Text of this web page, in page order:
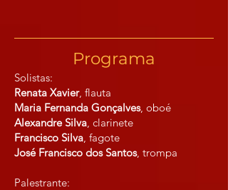
Programa
Solistas:
Renata Xavier, flauta
Maria Fernanda Gonçalves, oboé
Alexandre Silva, clarinete
Francisco Silva, fagote
José Francisco dos Santos, trompa
Palestrante: